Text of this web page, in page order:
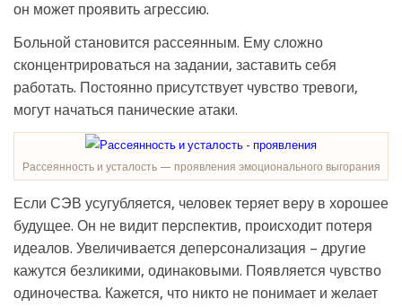
он может проявить агрессию.
Больной становится рассеянным. Ему сложно
сконцентрироваться на задании, заставить себя
работать. Постоянно присутствует чувство тревоги,
могут начаться панические атаки.
Рассеянность и усталость — проявления эмоционального выгорания
Если СЭВ усугубляется, человек теряет веру в хорошее
будущее. Он не видит перспектив, происходит потеря
идеалов. Увеличивается деперсонализация – другие
кажутся безликими, одинаковыми. Появляется чувство
одиночества. Кажется, что никто не понимает и желает